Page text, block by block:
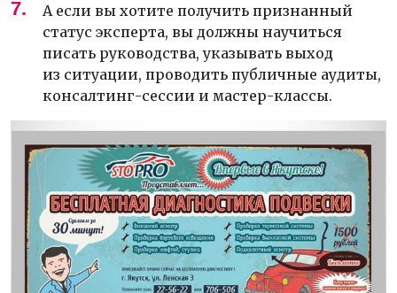
А если вы хотите получить признанный
статус эксперта, вы должны научиться
писать руководства, указывать выход
из ситуации, проводить публичные аудиты,
консалтинг-сессии и мастер-классы.